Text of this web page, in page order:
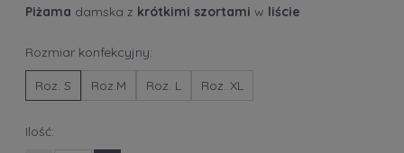
Piżama damska z krótkimi szortami w liście
Rozmiar konfekcyjny:
Roz. S Roz.M Roz. L Roz. XL
Ilość: